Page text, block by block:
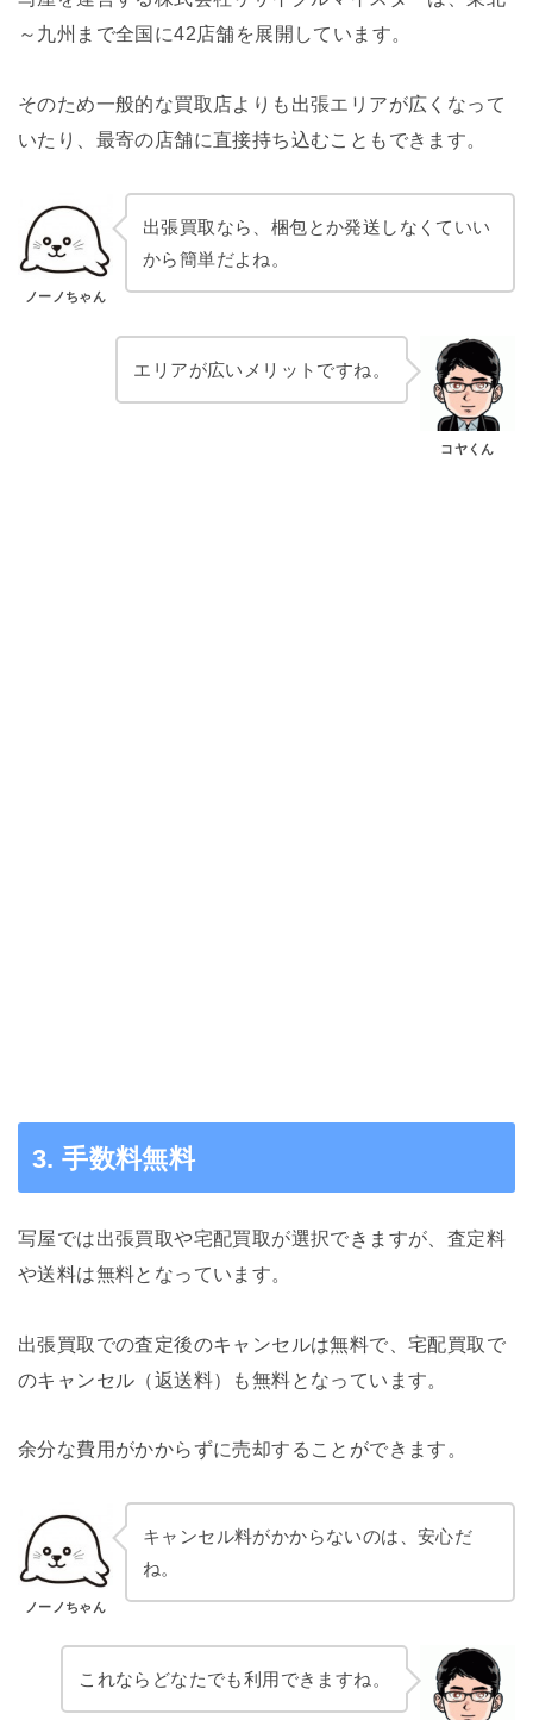
～九州まで全国に42店舗を展開しています。
そのため一般的な買取店よりも出張エリアが広くなって
いたり、最寄の店舗に直接持ち込むこともできます。
ノーノちゃん
出張買取なら、梱包とか発送しなくていい
から簡単だよね。
エリアが広いメリットですね。
コヤくん
3. 手数料無料
写屋では出張買取や宅配買取が選択できますが、査定料
や送料は無料となっています。
出張買取での査定後のキャンセルは無料で、宅配買取で
のキャンセル（返送料）も無料となっています。
余分な費用がかからずに売却することができます。
ノーノちゃん
キャンセル料がかからないのは、安心だ
ね。
これならどなたでも利用できますね。